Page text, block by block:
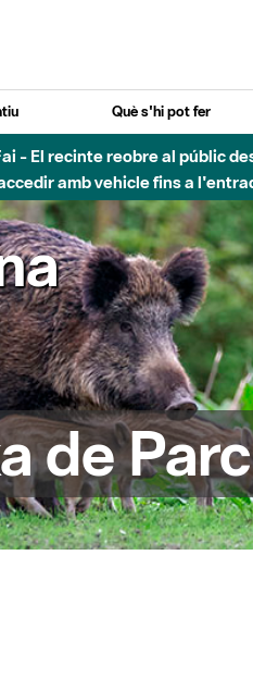
Què s'hi pot fer
- El recinte reobre al públic
amb vehicle fins a
de